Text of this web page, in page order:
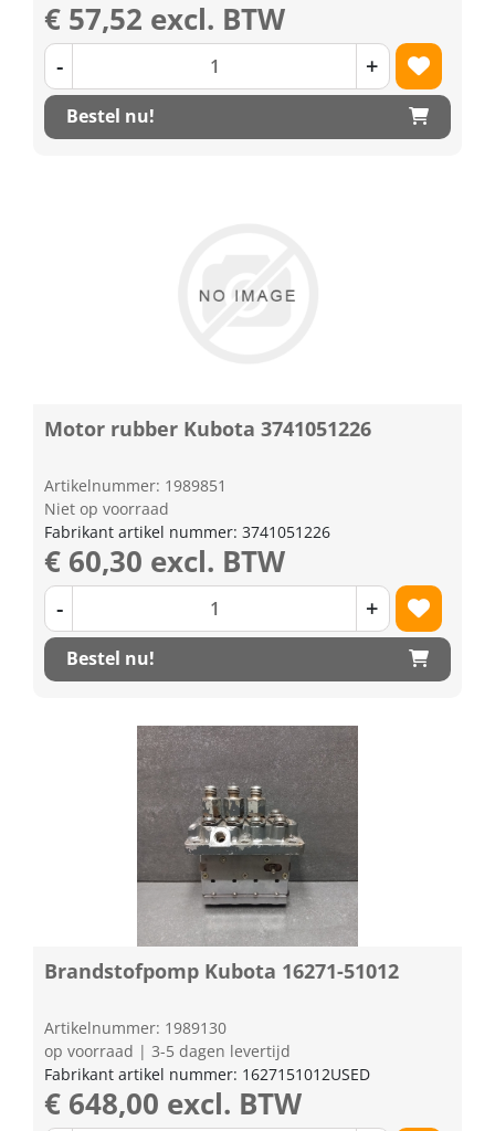
€ 57,52 excl. BTW
- +
Bestel nu!
Motor rubber Kubota 3741051226
Artikelnummer: 1989851
Niet op voorraad
Fabrikant artikel nummer: 3741051226
€ 60,30 excl. BTW
- +
Bestel nu!
Brandstofpomp Kubota 16271-51012
Artikelnummer: 1989130
op voorraad | 3-5 dagen levertijd
Fabrikant artikel nummer: 1627151012USED
€ 648,00 excl. BTW